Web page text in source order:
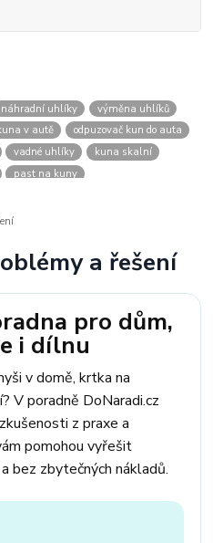
náhradní uhlíky
výměna uhlíků
v autě
odpuzovač kun do auta
vadné uhlíky
kuna skalní
past na kuny
myší
zbavit kuny
kuna ve střeše
uhlíky do nařadí
uhlíky do
uhlíky makita
uhlíkové kartáče
a řešení
pro dům,
i dílnu
v domě, krtka na
V poradně DoNaradi.cz
z praxe a
pomohou vyřešit
bez zbytečných nákladů.